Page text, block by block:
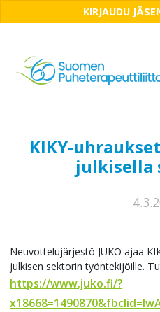
KIRJAUDU
KIKY-
julkisella
Neuvottelujärjestö JUKO ajaa
julkisen sektorin työntekijöille.
https://www.juko.fi/?